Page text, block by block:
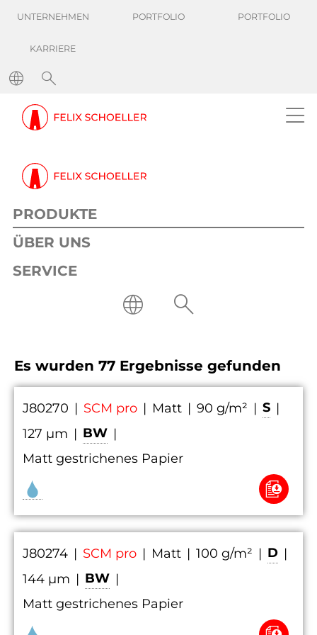
UNTERNEHMEN PORTFOLIO PORTFOLIO
KARRIERE
PRODUKTE
ÜBER UNS
SERVICE
Es wurden 77 Ergebnisse gefunden
J80270 | SCM pro | Matt | 90 g/m² | S |
127 µm |
Matt gestrichenes Papier
BW |
J80274 | SCM pro | Matt | 100 g/m² | D |
144 µm |
Matt gestrichenes Papier
BW |